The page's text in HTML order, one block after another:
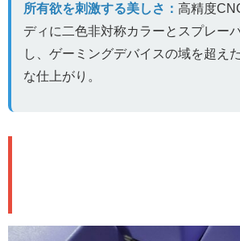
所有欲を刺激する美しさ： 高精度
ディに二色非対称カラーとスプレー
し、ゲーミングデバイスの域を超え
な仕上がり。